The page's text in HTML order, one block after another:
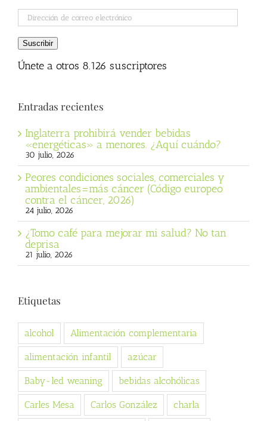
Dirección
de
correo
electrónico
Suscribir
Únete a otros 8.126 suscriptores
Entradas recientes
Inglaterra prohibirá vender bebidas
«energéticas» a menores. ¿Aquí cuándo?
30 julio, 2026
Peores condiciones sociales, comerciales y
ambientales=más cáncer (Código europeo
contra el cáncer, 2026)
24 julio, 2026
¿Tomo café para mejorar mi salud? No tan
deprisa
21 julio, 2026
Etiquetas
alcohol Alimentación complementaria
alimentación infantil azúcar
Baby-led weaning bebidas alcohólicas
Carles Mesa Carlos González charla